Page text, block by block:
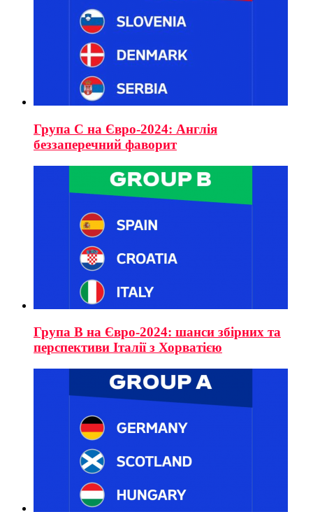
Група C на Євро-2024: Англія
беззаперечний фаворит
Група B на Євро-2024: шанси збірних та
перспективи Італії з Хорватією